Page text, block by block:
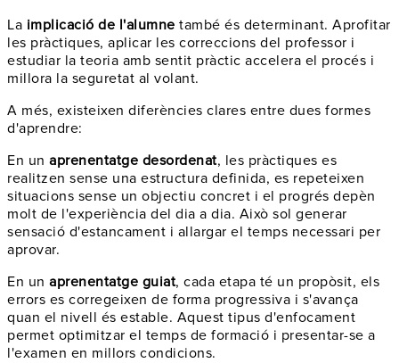
La implicació de l'alumne també és determinant. Aprofitar
les pràctiques, aplicar les correccions del professor i
estudiar la teoria amb sentit pràctic accelera el procés i
millora la seguretat al volant.
A més, existeixen diferències clares entre dues formes
d'aprendre:
En un aprenentatge desordenat, les pràctiques es
realitzen sense una estructura definida, es repeteixen
situacions sense un objectiu concret i el progrés depèn
molt de l'experiència del dia a dia. Això sol generar
sensació d'estancament i allargar el temps necessari per
aprovar.
En un aprenentatge guiat, cada etapa té un propòsit, els
errors es corregeixen de forma progressiva i s'avança
quan el nivell és estable. Aquest tipus d'enfocament
permet optimitzar el temps de formació i presentar-se a
l'examen en millors condicions.